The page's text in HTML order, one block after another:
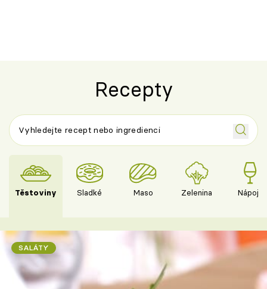
Recepty
Těstoviny Sladké Maso Zelenina Nápoje
SALÁTY